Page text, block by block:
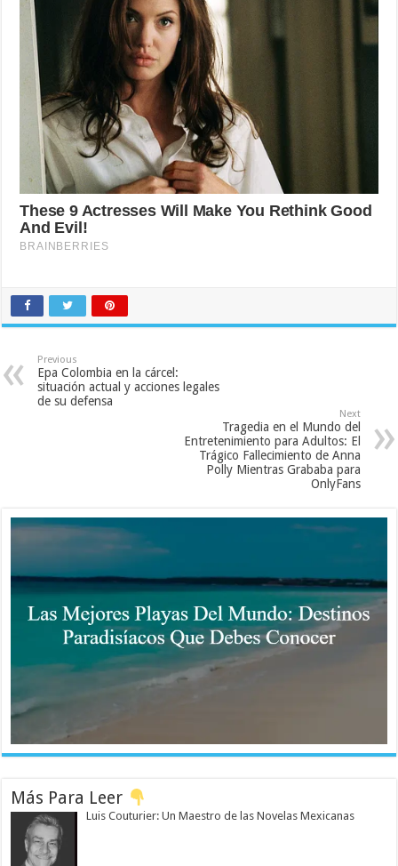
Previous
Epa Colombia en la cárcel:
situación actual y acciones legales
de su defensa
Next
Tragedia en el Mundo del
Entretenimiento para Adultos: El
Trágico Fallecimiento de Anna
Polly Mientras Grababa para
OnlyFans
Más Para Leer
Luis Couturier: Un Maestro de las Novelas Mexicanas